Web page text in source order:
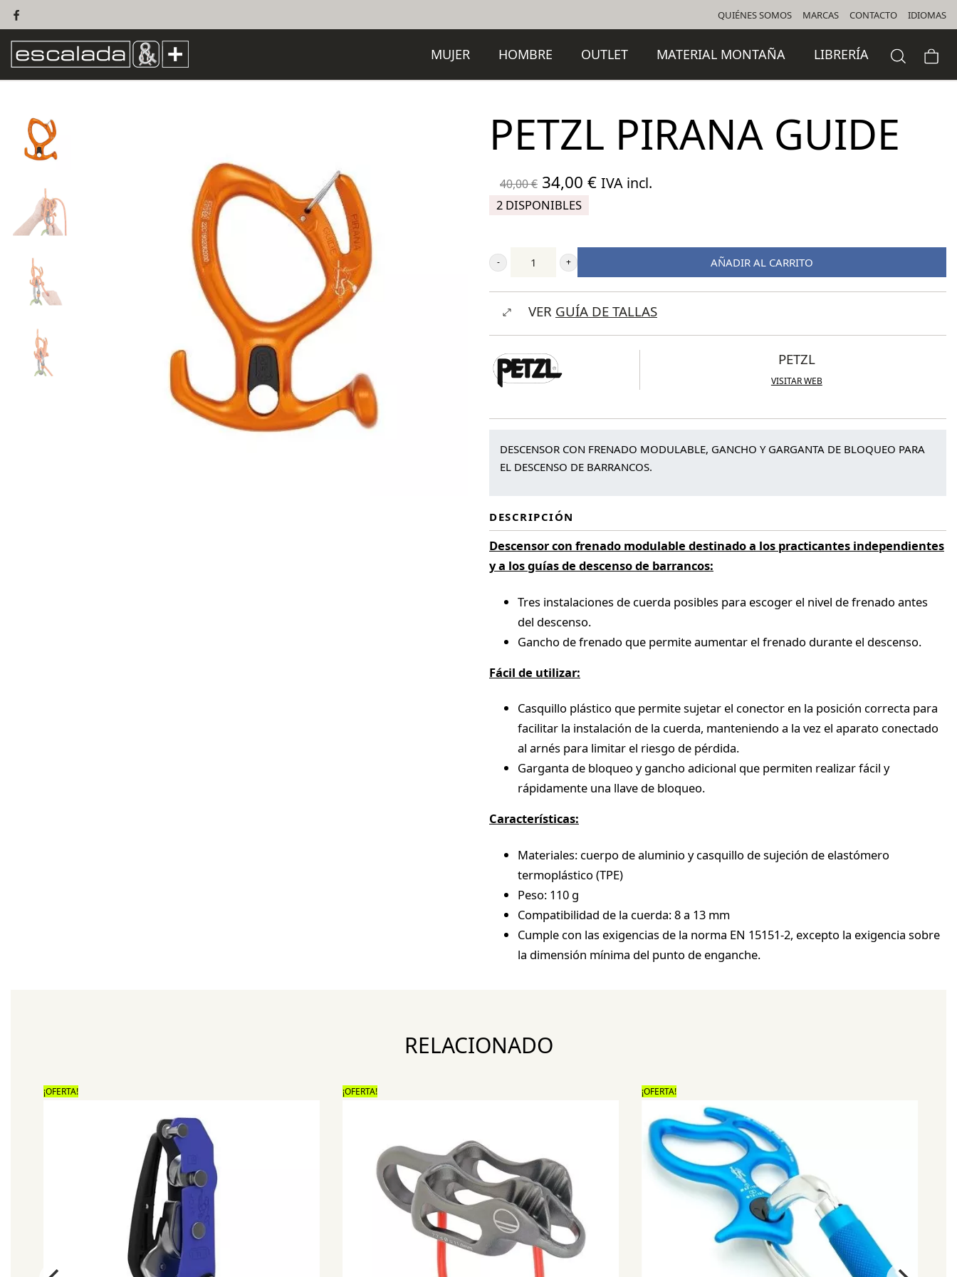
QUIÉNES SOMOS MARCAS CONTACTO IDIOMAS
MUJER HOMBRE OUTLET MATERIAL MONTAÑA LIBRERÍA
PETZL PIRANA GUIDE
40,00€ El
precio
40,00 €.
34,00 €El
es:
IVA incl.
2 DISPONIBLES
Petzl
Pirana
Guide
cantidad
AÑADIR AL CARRITO
VER GUÍA DE TALLAS
PETZL
VISITAR WEB
DESCENSOR CON FRENADO MODULABLE, GANCHO Y GARGANTA DE BLOQUEO PARA
EL DESCENSO DE BARRANCOS.
DESCRIPCIÓN
Descensor con frenado modulable destinado a los practicantes independientes
y a los guías de descenso de barrancos:
Tres instalaciones de cuerda posibles para escoger el nivel de frenado antes
del descenso.
Gancho de frenado que permite aumentar el frenado durante el descenso.
Fácil de utilizar:
Casquillo plástico que permite sujetar el conector en la posición correcta para
facilitar la instalación de la cuerda, manteniendo a la vez el aparato conectado
al arnés para limitar el riesgo de pérdida.
Garganta de bloqueo y gancho adicional que permiten realizar fácil y
rápidamente una llave de bloqueo.
Características:
Materiales: cuerpo de aluminio y casquillo de sujeción de elastómero
termoplástico (TPE)
Peso: 110 g
Compatibilidad de la cuerda: 8 a 13 mm
Cumple con las exigencias de la norma EN 15151-2, excepto la exigencia sobre
la dimensión mínima del punto de enganche.
RELACIONADO
¡OFERTA! ¡OFERTA! ¡OFERTA!